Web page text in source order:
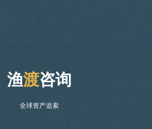
渔渡咨询
全球资产追索